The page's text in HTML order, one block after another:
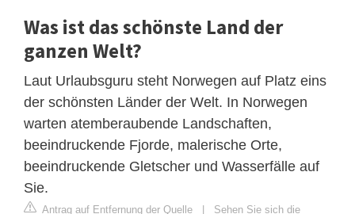
Was ist das schönste Land der
ganzen Welt?
Laut Urlaubsguru steht Norwegen auf Platz eins
der schönsten Länder der Welt. In Norwegen
warten atemberaubende Landschaften,
beeindruckende Fjorde, malerische Orte,
beeindruckende Gletscher und Wasserfälle auf
Sie.
Antrag auf Entfernung der Quelle | Sehen Sie sich die